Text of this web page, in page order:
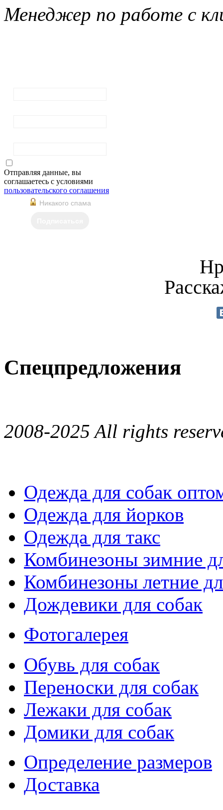
Менеджер по работе с
Отправляя данные, вы
соглашаетесь с условиями
пользовательского соглашения
Никакого спама
Спецпредложения
2008-2025 All rights
Одежда для собак
Одежда для йорков
Одежда для такс
Комбинезоны зимние
Комбинезоны летние
Дождевики для собак
Фотогалерея
Обувь для собак
Переноски для собак
Лежаки для собак
Домики для собак
Определение размеров
Доставка